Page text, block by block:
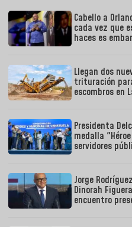
Cabello a
cada vez que
haces es
Llegan dos
trituración
escombros en
Presidenta
medalla
servidores
Jorge
Dinorah
encuentro